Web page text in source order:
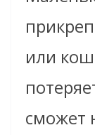
или
сможет